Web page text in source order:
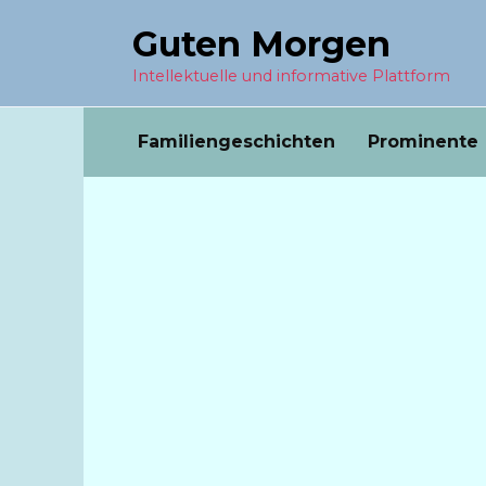
Guten Morgen
Intellektuelle und informative Plattform
Familiengeschichten Prominente